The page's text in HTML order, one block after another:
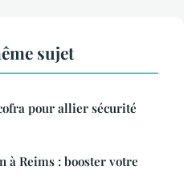
sujet
pour allier sécurité
à Reims : booster votre